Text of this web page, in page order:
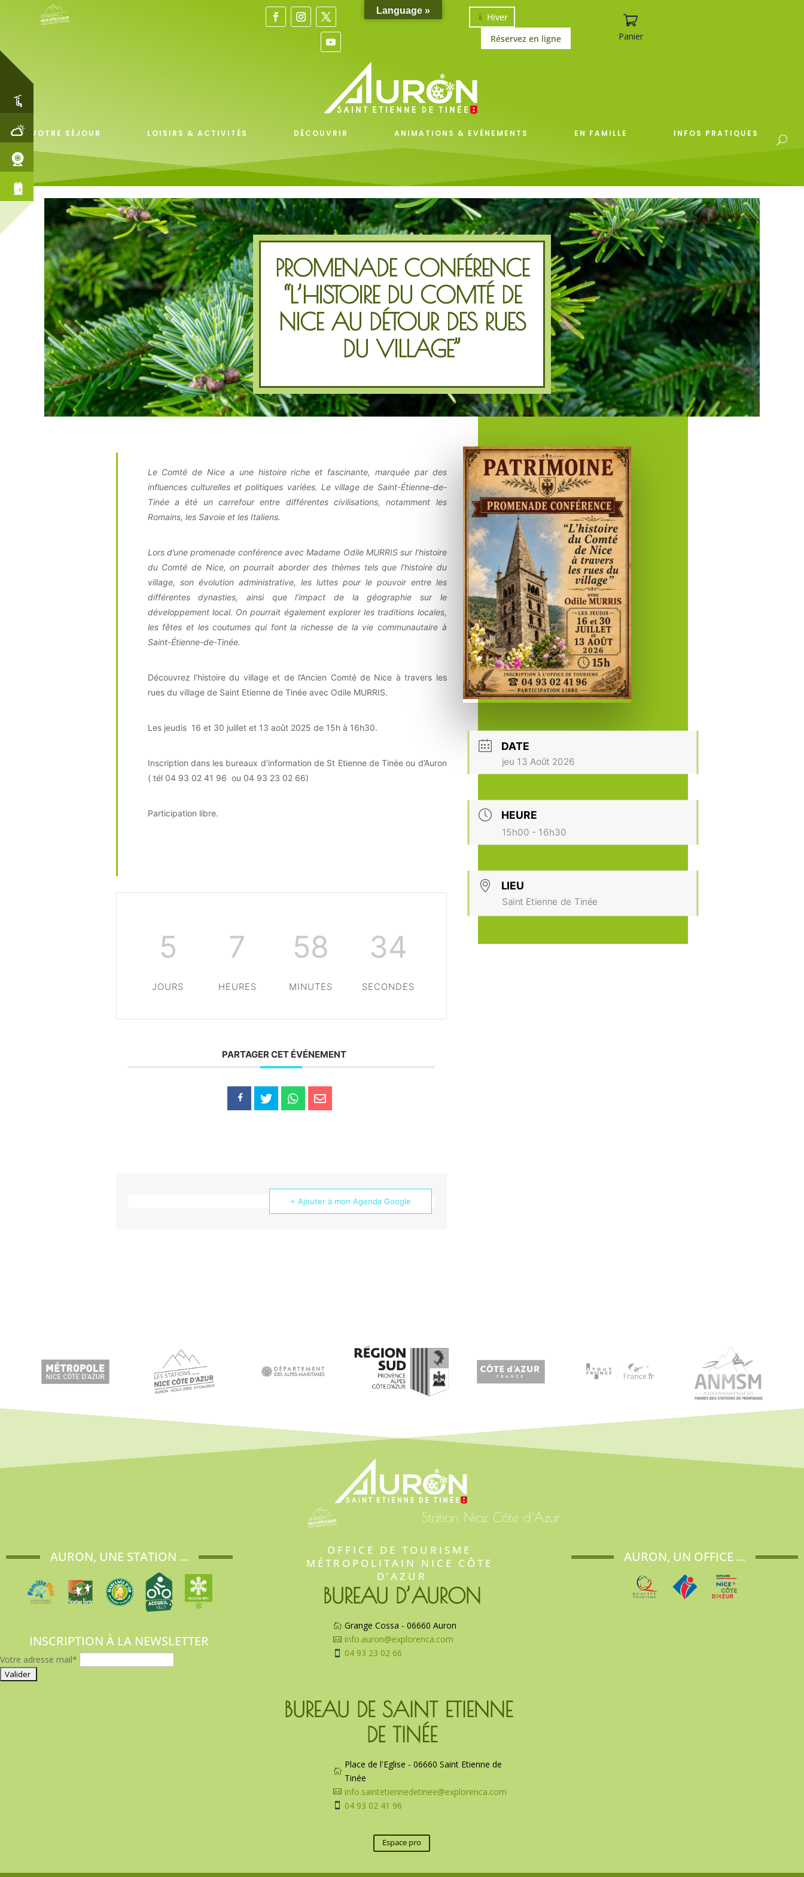
Hiver
Réservez en ligne
Panier
VOTRE SÉJOUR LOISIRS & ACTIVITÉS DÉCOUVRIR ANIMATIONS & EVÉNEMENTS EN FAMILLE INFOS PRATIQUES
PROMENADE CONFÉRENCE
“L’HISTOIRE DU COMTÉ DE
NICE AU DÉTOUR DES RUES
DU VILLAGE”
Le Comté de Nice a une histoire riche et fascinante, marquée par des
influences culturelles et politiques variées. Le village de Saint-Étienne-de-
Tinée a été un carrefour entre différentes civilisations, notamment les
Romains, les Savoie et les Italiens.
Lors d’une promenade conférence avec Madame Odile MURRIS sur l’histoire
du Comté de Nice, on pourrait aborder des thèmes tels que l’histoire du
village, son évolution administrative, les luttes pour le pouvoir entre les
différentes dynasties, ainsi que l’impact de la géographie sur le
développement local. On pourrait également explorer les traditions locales,
les fêtes et les coutumes qui font la richesse de la vie communautaire à
Saint-Étienne-de-Tinée.
Découvrez l’histoire du village et de l’Ancien Comté de Nice à travers les
rues du village de Saint Etienne de Tinée avec Odile MURRIS.
Les jeudis 16 et 30 juillet et 13 août 2025 de 15h à 16h30.
Inscription dans les bureaux d’information de St Etienne de Tinée ou d’Auron
( tél 04 93 02 41 96 ou 04 93 23 02 66)
Participation libre.
5
JOURS
7
HEURES
58
MINUTES
33
SECONDES
PARTAGER CET ÉVÉNEMENT
+ Ajouter à mon Agenda Google
DATE
jeu 13 Août 2026
HEURE
15h00 - 16h30
LIEU
Saint Etienne de Tinée
Station Nice Côte d'Azur
AURON, UNE STATION ...
INSCRIPTION À LA NEWSLETTER
Votre adresse mail*
OFFICE DE TOURISME
MÉTROPOLITAIN NICE CÔTE
D’AZUR
BUREAU D’AURON
 Grange Cossa - 06660 Auron
 info.auron@explorenca.com
 04 93 23 02 66
BUREAU DE SAINT ETIENNE
DE TINÉE

Place de l'Eglise - 06660 Saint Etienne de
Tinée
 info.saintetiennedetinee@explorenca.com
 04 93 02 41 96
Espace pro
AURON, UN OFFICE ...
Language »